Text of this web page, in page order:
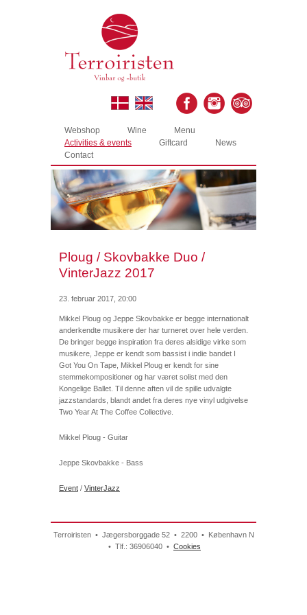
Webshop Wine
Menu
Activities & events
Giftcard
News
Contact
Ploug / Skovbakke Duo /
VinterJazz 2017
23. februar 2017, 20:00
Mikkel Ploug og Jeppe Skovbakke er begge internationalt
anderkendte musikere der har turneret over hele verden.
De bringer begge inspiration fra deres alsidige virke som
musikere, Jeppe er kendt som bassist i indie bandet I
Got You On Tape, Mikkel Ploug er kendt for sine
stemmekompositioner og har været solist med den
Kongelige Ballet. Til denne aften vil de spille udvalgte
jazzstandards, blandt andet fra deres nye vinyl udgivelse
Two Year At The Coffee Collective.
Mikkel Ploug - Guitar
Jeppe Skovbakke - Bass
Event / VinterJazz
Terroiristen • Jægersborggade 52 • 2200 • København N
• Tlf.: 36906040 • Cookies